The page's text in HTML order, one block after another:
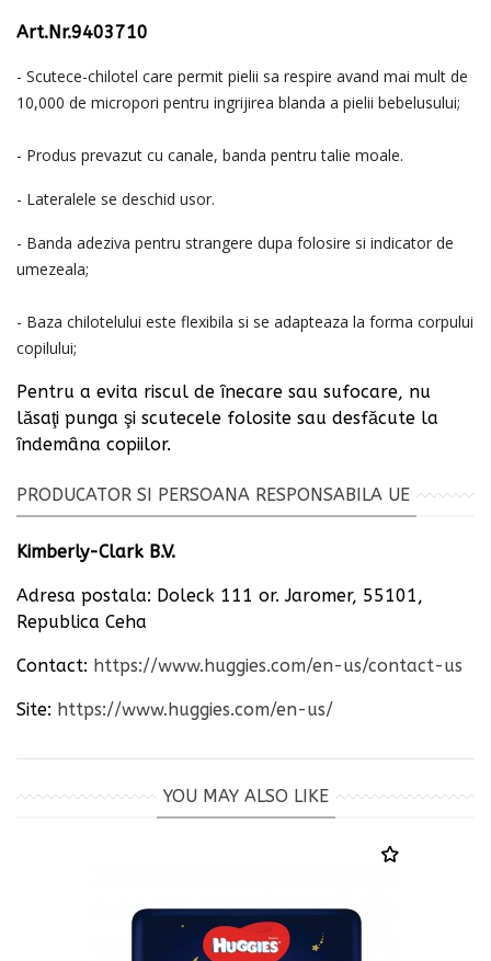
Art.Nr.9403710
- Scutece-chilotel care permit pielii sa respire avand mai mult de
10,000 de micropori pentru ingrijirea blanda a pielii bebelusului;
- Produs prevazut cu canale, banda pentru talie moale.
- Lateralele se deschid usor.
- Banda adeziva pentru strangere dupa folosire si indicator de
umezeala;
- Baza chilotelului este flexibila si se adapteaza la forma corpului
copilului;
Pentru a evita riscul de înecare sau sufocare, nu
lăsaţi punga şi scutecele folosite sau desfăcute la
îndemâna copiilor.
PRODUCATOR SI PERSOANA RESPONSABILA UE
Kimberly-Clark B.V.
Adresa postala: Doleck 111 or. Jaromer, 55101,
Republica Ceha
Contact: https://www.huggies.com/en-us/contact-us
Site: https://www.huggies.com/en-us/
YOU MAY ALSO LIKE